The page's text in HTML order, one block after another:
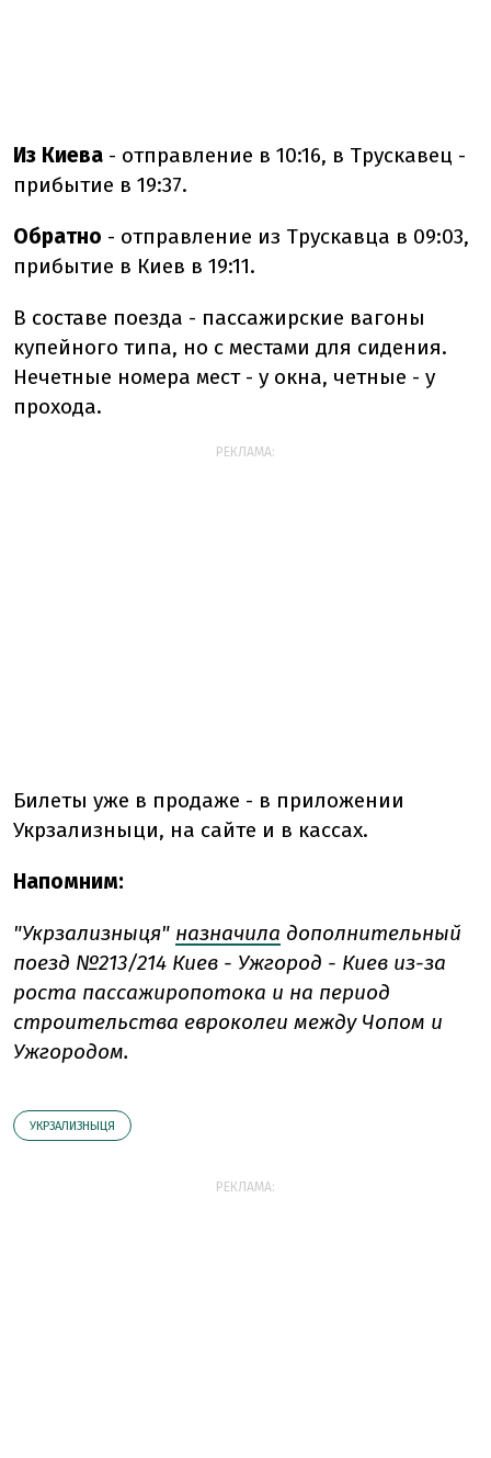
Из Киева - отправление в 10:16, в Трускавец -
прибытие в 19:37.
Обратно - отправление из Трускавца в 09:03,
прибытие в Киев в 19:11.
В составе поезда - пассажирские вагоны
купейного типа, но с местами для сидения.
Нечетные номера мест - у окна, четные - у
прохода.
РЕКЛАМА:
Билеты уже в продаже - в приложении
Укрзализныци, на сайте и в кассах.
Напомним:
"Укрзализныця" назначила дополнительный
поезд №213/214 Киев - Ужгород - Киев из-за
роста пассажиропотока и на период
строительства евроколеи между Чопом и
Ужгородом.
УКРЗАЛИЗНЫЦЯ
РЕКЛАМА: